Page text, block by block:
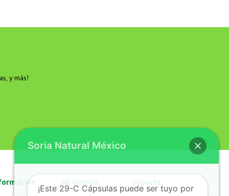
y más!
Mi Cuenta Soporte
Soria Natural México
¡Este 29-C Cápsulas puede ser tuyo por